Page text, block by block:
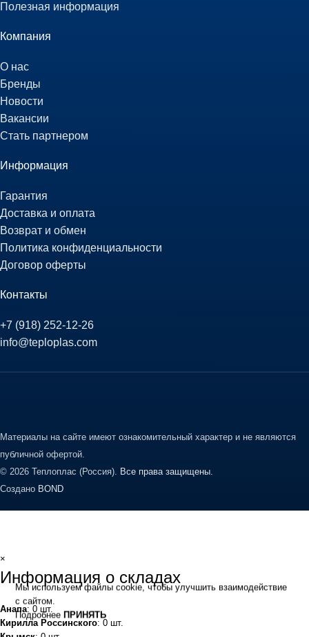
Полезная информация
Компания
О нас
Бренды
Новости
Вакансии
Стать партнером
Информация
Гарантия
Доставка и оплата
Возврат и обмен
Политика конфиденциальности
Договор оферты
Контакты
+7 (918) 252-12-26
info@teploplas.com
Материалы на сайте имеют ознакомительный характер и не являются
публичной офертой.
© 2026 Теплоплас (Россия). Все права защищены.
Создано BOND
Мы используем файлы cookie, чтобы улучшить взаимодействие
с сайтом.
Подробнее ПРИНЯТЬ
×
Информация о складах
Анапа: 0 шт.
Кирилла Россинского: 0 шт.